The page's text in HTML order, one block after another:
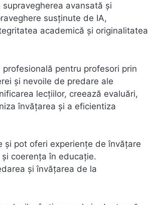
avansată și
susținute de IA,
academică și originalitatea
pentru profesori prin
și nevoile de predare ale
lecțiilor, creează evaluări,
învățarea și a eficientiza
pot oferi experiențe de învățare
coerența în educație.
și învățarea de la